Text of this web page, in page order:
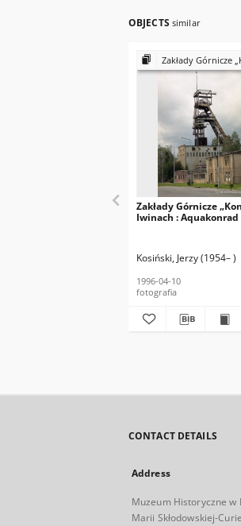
OBJECTS similar
Zakłady Górnicze „Konrad” w Iwinach :
Zakłady Górnicze
Iwinach : Aquakonrad
Kosiński, Jerzy (1954– )
1996-04-10
fotografia
CONTACT DETAILS
Address
Muzeum Historyczne w
Marii Skłodowskiej-